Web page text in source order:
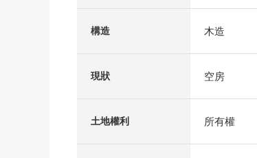
構造 木造
現狀 空房
土地權利 所有權